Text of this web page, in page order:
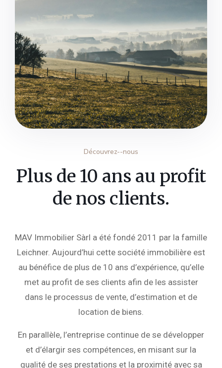
Découvrez--nous
Plus de 10 ans au profit
de nos clients.
MAV Immobilier Sàrl a été fondé 2011 par la famille
Leichner. Aujourd’hui cette société immobilière est
au bénéfice de plus de 10 ans d’expérience, qu’elle
met au profit de ses clients afin de les assister
dans le processus de vente, d’estimation et de
location de biens.
En parallèle, l’entreprise continue de se développer
et d’élargir ses compétences, en misant sur la
qualité de ses prestations et la proximité avec sa